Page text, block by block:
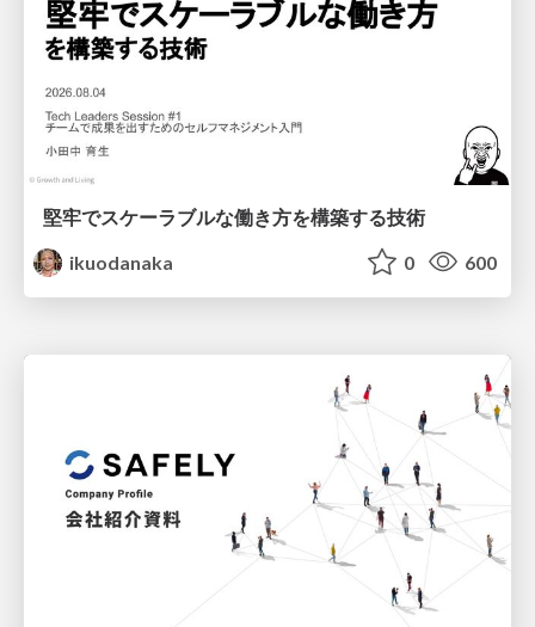
堅牢でスケーラブルな働き方を構築する技術
ikuodanaka
0 600